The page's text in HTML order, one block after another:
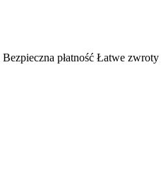
Bezpieczna płatność Łatwe zwroty